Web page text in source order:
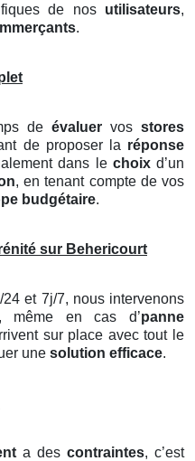
de nos utilisateurs,
.
de évaluer vos stores
de proposer la réponse
dans le choixd’un
, en tenant compte de vos
budgétaire.
sur Behericourt
et 7j/7, nous intervenons
même en cas d’panne
sur place avec tout le
une solution efficace.
a des contraintes, c’est